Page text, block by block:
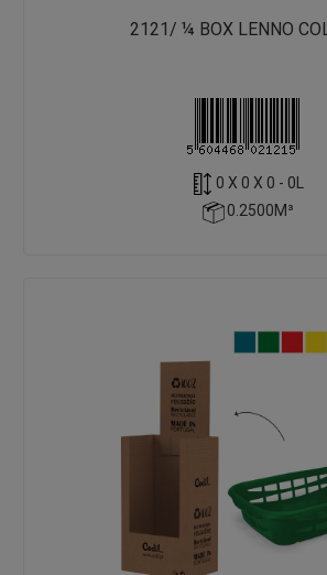
2121/ ¼ BOX LENNO
0 X 0 X 0 - 0L
0.2500M³